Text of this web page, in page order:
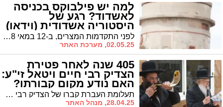
למה יש פילבוקס בכניסה
לאשדוד? רגע של
היסטוריה אשדודית (וידאו)
לפני התקדמות המצרים, ב-12 במאי 1948, חיילי חטיבת גבעתי פוצצו את הגשרים מעל נחל לכיש בשעה 5 בבוקר כדי למנוע מהכוחות המצריים להתקדם צפונה. השם "עד הלום" ניתן מאוחר יותר לציון הנקודה בה נעצרה ההתקדמות המצרית. צפו בכתבת 'כאן חדשות' אודות הנקודה האשדודית בדרום העיר
02.05.25, מערכת האתר
405 שנה לאחר פטירת
הצדיק רבי חיים ויטאל זי"ע:
האם נודע מקום קבורתו?
תעלומת העברת קברו של הצדיק רבי חיים ויטאל זי"ע מדמשק לקריית מלאכי טרם נפתרה, אך בימים האחרונים, לאחר שנודע על אלמונים שחפרו ליד קברו המשוער של המהרח"ו בדמשק, נראה שהגיע העת להסיר את הלוט * כעת גם מתברר: את סוד העברת קברו מדמשק לקריית מלאכי נצרו בליבם מרן הגר"ע יוסף והגר"י כדורי שהיו מעורבים בהבאתו * בסוד קדושים
28.04.25, מנהל האתר